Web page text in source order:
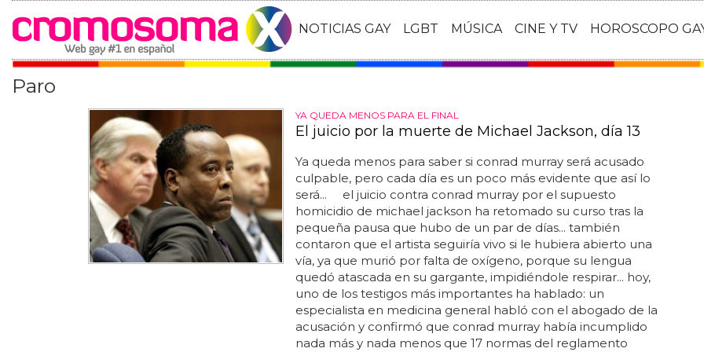
NOTICIAS GAY LGBT MÚSICA CINE Y TV HOROSCOPO
Paro
YA QUEDA MENOS PARA EL FINAL
El juicio por la muerte de Michael Jackson, día 13
Ya queda menos para saber si conrad murray será acusado
culpable, pero cada día es un poco más evidente que así lo
será... el juicio contra conrad murray por el supuesto
homicidio de michael jackson ha retomado su curso tras la
pequeña pausa que hubo de un par de días... también
contaron que el artista seguiría vivo si le hubiera abierto una
vía, ya que murió por falta de oxígeno, porque su lengua
quedó atascada en su gargante, impidiéndole respirar... hoy,
uno de los testigos más importantes ha hablado: un
especialista en medicina general habló con el abogado de la
acusación y confirmó que conrad murray había incumplido
nada más y nada menos que 17 normas del reglamento